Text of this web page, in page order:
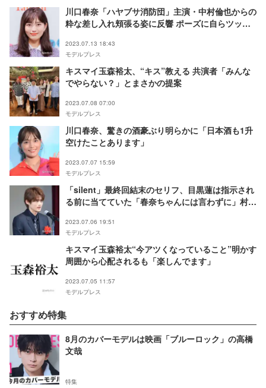
川口春奈「ハヤブサ消防団」主演・中村倫也からの
粋な差し入れ頬張る姿に反響 ポーズに自らツッコ
2023.07.13 18:43
モデルプレス
キスマイ玉森裕太、“キス”教える 共演者「みんな
でやらない？」とまさかの提案
2023.07.08 07:00
モデルプレス
川口春奈、驚きの酒豪ぶり明らかに「日本酒も1升
空けたことあります」
2023.07.07 15:59
モデルプレス
「silent」最終回結末のセリフ、目黒蓮は指示され
る前に当てていた「春奈ちゃんには言わずに」村瀬
ンプリ受賞式＞
2023.07.06 19:51
モデルプレス
キスマイ玉森裕太“今アツくなっていること”明かす
周囲から心配されるも「楽しんでます」
2023.07.05 11:57
モデルプレス
おすすめ特集
8月のカバーモデルは映画「ブルーロック」の高橋
文哉
特集